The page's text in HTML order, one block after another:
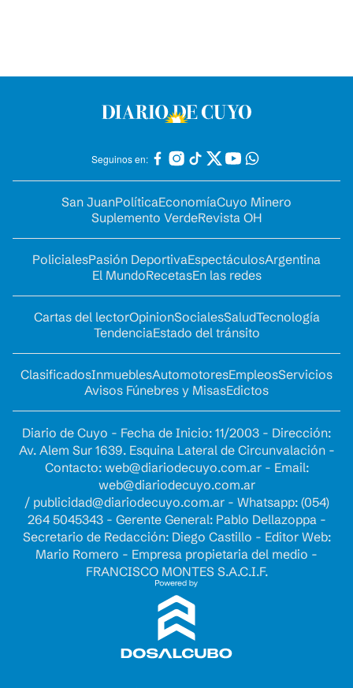
Seguinos en:
San JuanPolíticaEconomíaCuyo Minero
Suplemento VerdeRevista OH
PolicialesPasión DeportivaEspectáculosArgentina
El MundoRecetasEn las redes
Cartas del lectorOpinionSocialesSaludTecnología
TendenciaEstado del tránsito
ClasificadosInmueblesAutomotoresEmpleosServicios
Avisos Fúnebres y MisasEdictos
Diario de Cuyo - Fecha de Inicio: 11/2003 - Dirección:
Av. Alem Sur 1639. Esquina Lateral de Circunvalación -
Contacto: web@diariodecuyo.com.ar- Email:
web@diariodecuyo.com.ar
/ publicidad@diariodecuyo.com.ar- Whatsapp: (054)
264 5045343 - Gerente General: Pablo Dellazoppa -
Secretario de Redacción: Diego Castillo - Editor Web:
Mario Romero - Empresa propietaria del medio -
FRANCISCO MONTES S.A.C.I.F.